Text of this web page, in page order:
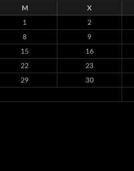
M X
1
2
8
9
15
16
22
23
29 30